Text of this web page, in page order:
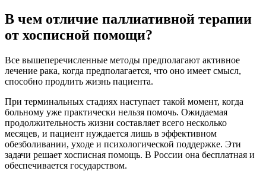
В чем отличие паллиативной терапии
от хосписной помощи?
Все вышеперечисленные методы предполагают активное
лечение рака, когда предполагается, что оно имеет смысл,
способно продлить жизнь пациента.
При терминальных стадиях наступает такой момент, когда
больному уже практически нельзя помочь. Ожидаемая
продолжительность жизни составляет всего несколько
месяцев, и пациент нуждается лишь в эффективном
обезболивании, уходе и психологической поддержке. Эти
задачи решает хосписная помощь. В России она бесплатная и
обеспечивается государством.